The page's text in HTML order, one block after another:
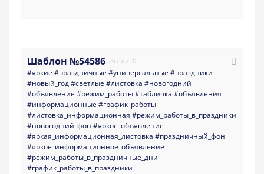
Шаблон №54586 297 x 210
#яркие #праздничные #универсальные #праздники
#новый_год#светлые #листовка #новогодний
#объявление #режим_работы#табличка #объявления
#информационные #график_работы
#листовка_информационная #режим_работы_в_праздники
#новогодний_фон #яркое_объявление
#яркая_информационная_листовка #праздничный_фон
#яркое_информационное_объявление
#режим_работы_в_праздничные_дни
#график_работы_в_праздники